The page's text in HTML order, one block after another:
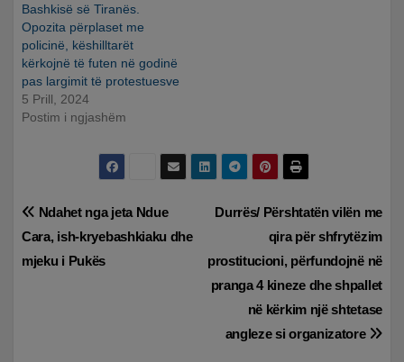
Bashkisë së Tiranës.
Opozita përplaset me
policinë, këshilltarët
kërkojnë të futen në godinë
pas largimit të protestuesve
5 Prill, 2024
Postim i ngjashëm
Lëvizje
te
Durrës/ Përshtatën vilën me
qira për shfrytëzim
prostitucioni, përfundojnë në
pranga 4 kineze dhe shpallet
në kërkim një shtetase
angleze si organizatore
Ndahet nga jeta Ndue
Cara, ish-kryebashkiaku dhe
mjeku i Pukës